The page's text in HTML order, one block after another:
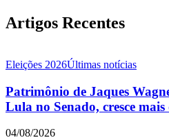
Artigos Recentes
Eleições 2026Últimas notícias
Patrimônio de Jaques
Lula no Senado, cresce
04/08/2026